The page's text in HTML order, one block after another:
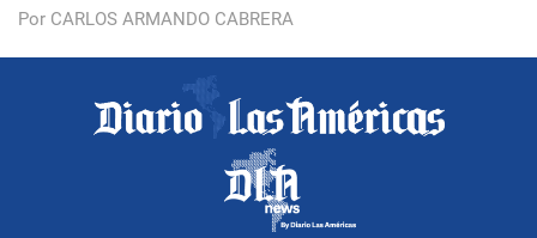
Por CARLOS ARMANDO CABRERA